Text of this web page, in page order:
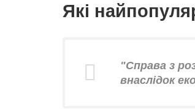
Які
"Справа з
внаслідок